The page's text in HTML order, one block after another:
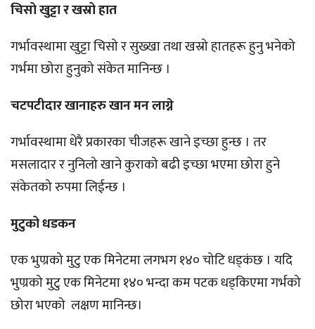
चिसो खुट्टा र खस्रो हात
गर्भावस्थामा खुट्टा चिसो र सुख्खा तथा खस्रो हातहरू हुनु भनेको
गर्भमा छोरा हुनुको संकेत मानिन्छ ।
चटपटीदार खानाहरु खान मन लाग्ने
गर्भावस्थामा धेरै प्रकारका चीजहरू खाने इच्छा हुन्छ । तर
मसलादार र नुनिलो खाने कुराको बढी इच्छा भएमा छोरा हुने
संकेतको रुपमा लिईन्छ ।
मुटुको धडकन
एक भुण्रको मुटु एक मिनेटमा लगभग १४० चोटि धड्कंछ । यदि
भुण्रको मुटु एक मिनेटमा १४० भन्दा कम पटक धड्किएमा गर्भको
छोरा भएको लक्षण मानिन्छ।